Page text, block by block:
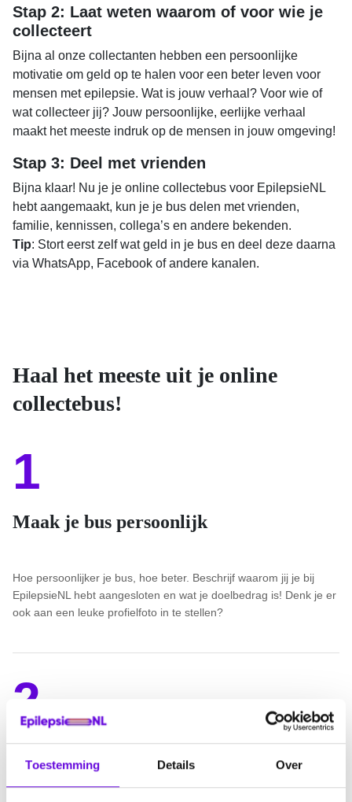
Toestemming Details Over
Stap 2: Laat weten waarom of voor wie je
collecteert
Bijna al onze collectanten hebben een persoonlijke
motivatie om geld op te halen voor een beter leven voor
mensen met epilepsie. Wat is jouw verhaal? Voor wie of
wat collecteer jij? Jouw persoonlijke, eerlijke verhaal
maakt het meeste indruk op de mensen in jouw omgeving!
Stap 3: Deel met vrienden
Bijna klaar! Nu je je online collectebus voor EpilepsieNL
hebt aangemaakt, kun je je bus delen met vrienden,
familie, kennissen, collega’s en andere bekenden.
Tip: Stort eerst zelf wat geld in je bus en deel deze daarna
via WhatsApp, Facebook of andere kanalen.
Haal het meeste uit je online
collectebus!
1
Maak je bus persoonlijk
Hoe persoonlijker je bus, hoe beter. Beschrijf waarom jij je bij
EpilepsieNL hebt aangesloten en wat je doelbedrag is! Denk je er
ook aan een leuke profielfoto in te stellen?
2
Deel de bus via socials